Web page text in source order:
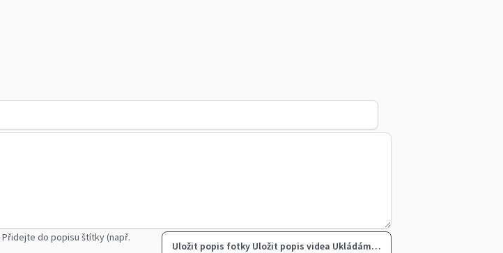
Přidejte do popisu štítky (např.
Uložit popis fotky Uložit popis videa Ukládám…